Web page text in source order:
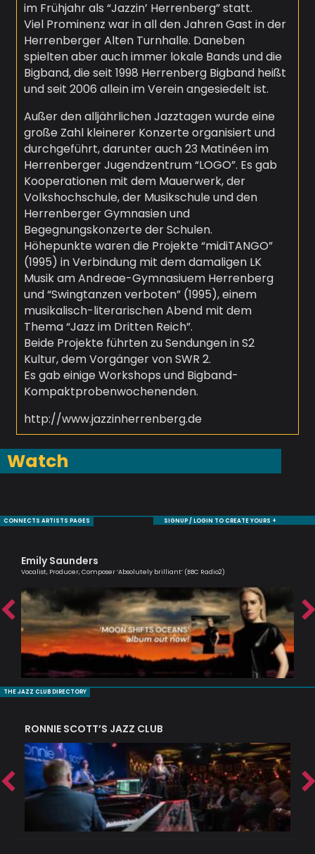
im Frühjahr als “Jazzin’ Herrenberg” statt.
Viel Prominenz war in all den Jahren Gast in der
Herrenberger Alten Turnhalle. Daneben
spielten aber auch immer lokale Bands und die
Bigband, die seit 1998 Herrenberg Bigband heißt
und seit 2006 allein im Verein angesiedelt ist.
Außer den alljährlichen Jazztagen wurde eine
große Zahl kleinerer Konzerte organisiert und
durchgeführt, darunter auch 23 Matinéen im
Herrenberger Jugendzentrum “LOGO”. Es gab
Kooperationen mit dem Mauerwerk, der
Volkshochschule, der Musikschule und den
Herrenberger Gymnasien und
Begegnungskonzerte der Schulen.
Höhepunkte waren die Projekte “midiTANGO”
(1995) in Verbindung mit dem damaligen LK
Musik am Andreae-Gymnasiuem Herrenberg
und “Swingtanzen verboten” (1995), einem
musikalisch-literarischen Abend mit dem
Thema “Jazz im Dritten Reich”.
Beide Projekte führten zu Sendungen in S2
Kultur, dem Vorgänger von SWR 2.
Es gab einige Workshops und Bigband-
Kompaktprobenwochenenden.
http://www.jazzinherrenberg.de
Watch
CONNECTS ARTISTS PAGES SIGNUP / LOGIN TO CREATE YOURS +
Emily Saunders
Vocalist, Producer, Composer ‘Absolutely brilliant’ (BBC Radio2)
THE JAZZ CLUB DIRECTORY
RONNIE SCOTT’S JAZZ CLUB